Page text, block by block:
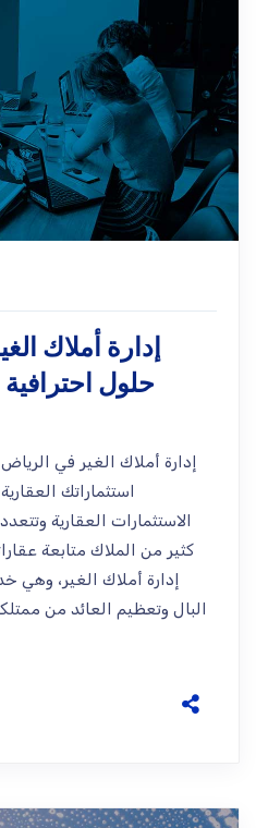
حلول
استثماراتك
الاستثمارات العقارية
كثير من الملاك متابعة
إدارة أملاك الغير، وهي
البال وتعظيم العائد من